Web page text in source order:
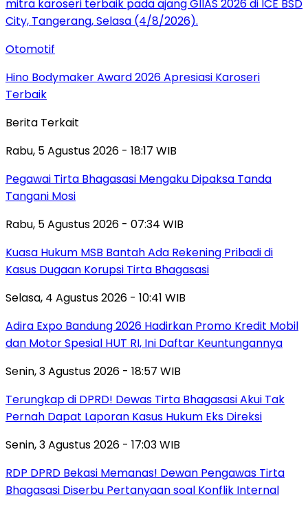
Otomotif
Hino Bodymaker Award 2026 Apresiasi Karoseri
Terbaik
Berita Terkait
Rabu, 5 Agustus 2026 - 18:17 WIB
Pegawai Tirta Bhagasasi Mengaku Dipaksa Tanda
Tangani Mosi
Rabu, 5 Agustus 2026 - 07:34 WIB
Kuasa Hukum MSB Bantah Ada Rekening Pribadi di
Kasus Dugaan Korupsi Tirta Bhagasasi
Selasa, 4 Agustus 2026 - 10:41 WIB
Adira Expo Bandung 2026 Hadirkan Promo Kredit Mobil
dan Motor Spesial HUT RI, Ini Daftar Keuntungannya
Senin, 3 Agustus 2026 - 18:57 WIB
Terungkap di DPRD! Dewas Tirta Bhagasasi Akui Tak
Pernah Dapat Laporan Kasus Hukum Eks Direksi
Senin, 3 Agustus 2026 - 17:03 WIB
RDP DPRD Bekasi Memanas! Dewan Pengawas Tirta
Bhagasasi Diserbu Pertanyaan soal Konflik Internal